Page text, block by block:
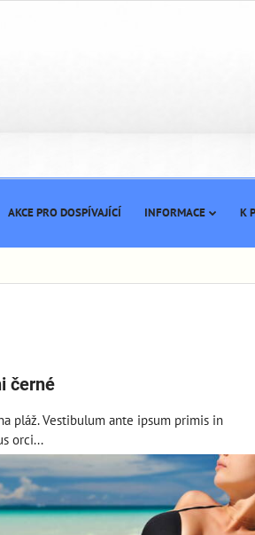
AKCE PRO DOSPÍVAJÍCÍ INFORMACE K
černé
pláž. Vestibulum ante ipsum primis in
orci...